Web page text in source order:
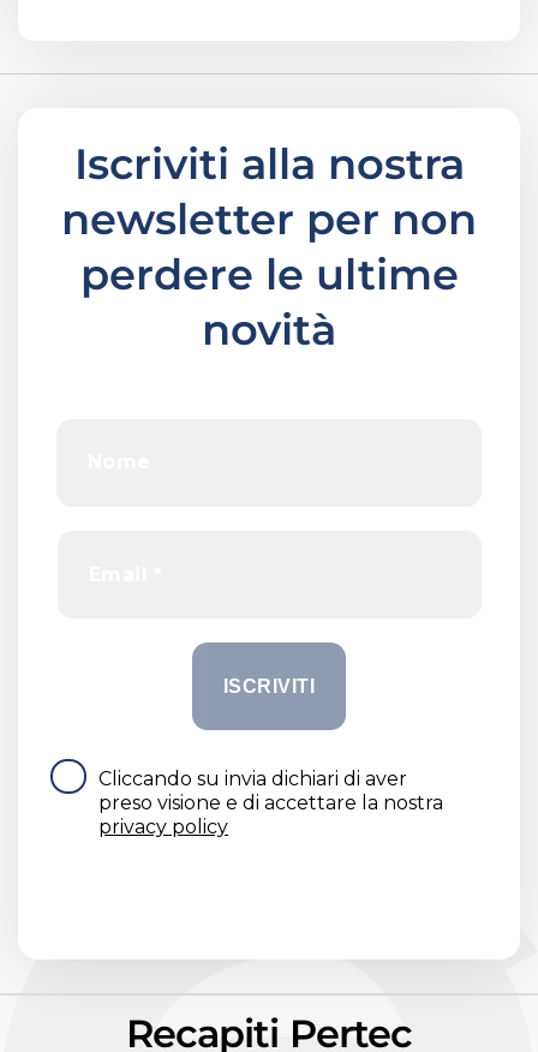
Iscriviti alla nostra
newsletter per non
perdere le ultime
novità
Cliccando su invia dichiari di aver
preso visione e di accettare la nostra
privacy policy
Recapiti Pertec